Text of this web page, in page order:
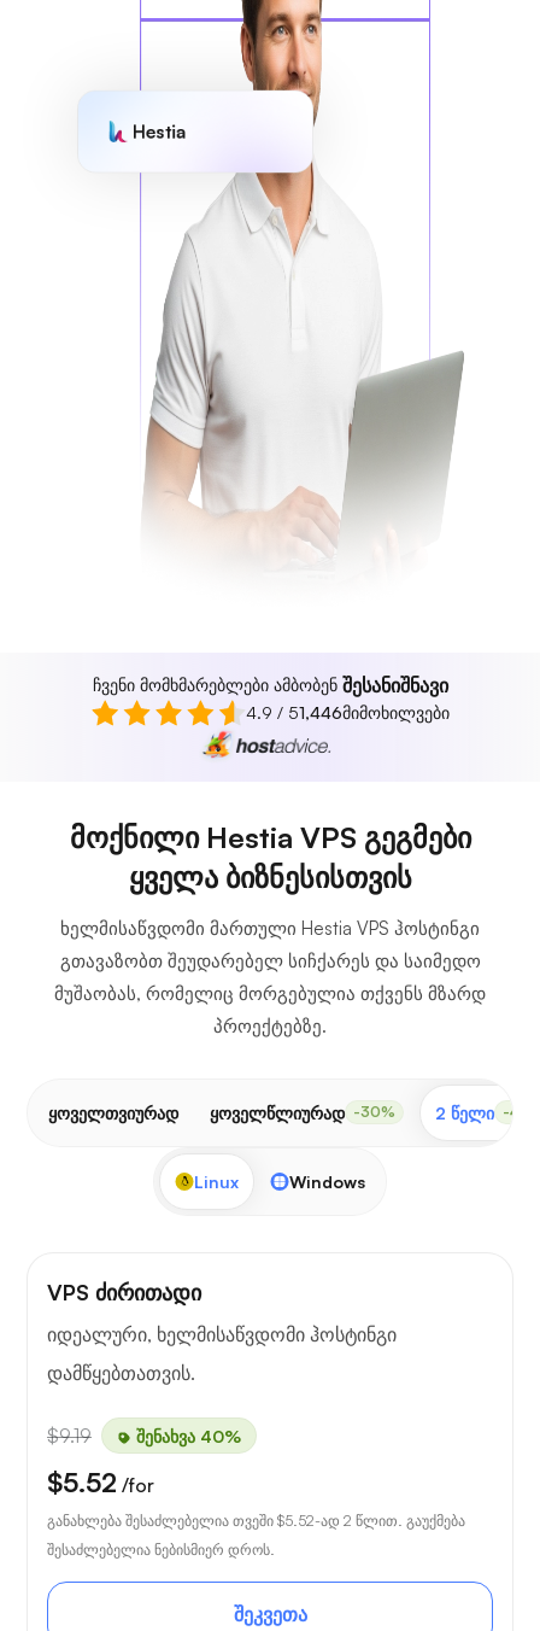
Hestia
ჩვენი მომხმარებლები ამბობენ შესანიშნავი
4.9 / 51,446მიმოხილვები
მოქნილი Hestia VPS გეგმები
ყველა ბიზნესისთვის
ხელმისაწვდომი მართული Hestia VPS ჰოსტინგი
გთავაზობთ შეუდარებელ სიჩქარეს და საიმედო
მუშაობას, რომელიც მორგებულია თქვენს მზარდ
პროექტებზე.
ყოველთვიურად ყოველწლიურად -30% 2 წელი -
Linux Windows
VPS ძირითადი
იდეალური, ხელმისაწვდომი ჰოსტინგი
დამწყებთათვის.
$9.19 შენახვა 40%
$5.52 /for
განახლება შესაძლებელია თვეში $5.52-ად 2 წლით. გაუქმება
შესაძლებელია ნებისმიერ დროს.
შეკვეთა